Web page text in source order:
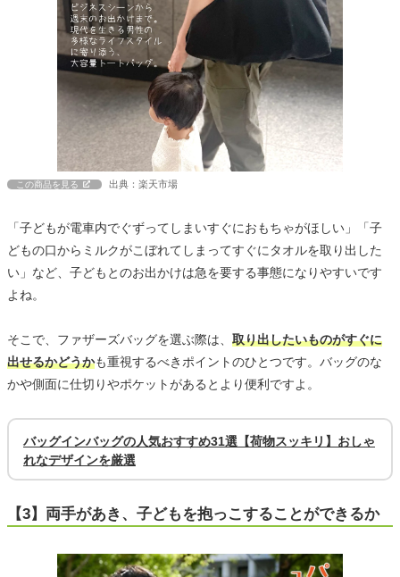
この商品を見る 出典：楽天市場
「子どもが電車内でぐずってしまいすぐにおもちゃがほしい」「子
どもの口からミルクがこぼれてしまってすぐにタオルを取り出した
い」など、子どもとのお出かけは急を要する事態になりやすいです
よね。
そこで、ファザーズバッグを選ぶ際は、 取り出したいものがすぐに
出せるかどうかも重視するべきポイントのひとつです。バッグのな
かや側面に仕切りやポケットがあるとより便利ですよ。
バッグインバッグの人気おすすめ31選【荷物スッキリ】おしゃ
れなデザインを厳選
【3】両手があき、子どもを抱っこすることができるか